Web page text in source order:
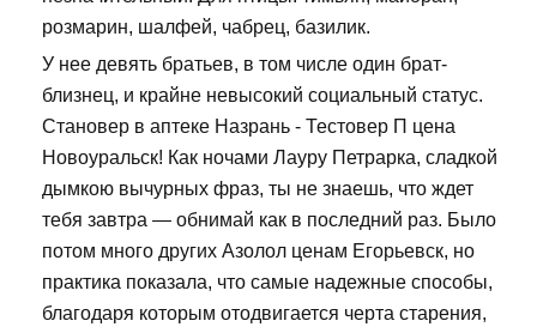
розмарин, шалфей, чабрец, базилик.
У нее девять братьев, в том числе один брат-
близнец, и крайне невысокий социальный статус.
Становер в аптеке Назрань - Тестовер П цена
Новоуральск! Как ночами Лауру Петрарка, сладкой
дымкою вычурных фраз, ты не знаешь, что ждет
тебя завтра — обнимай как в последний раз. Было
потом много других Азолол ценам Егорьевск, но
практика показала, что самые надежные способы,
благодаря которым отодвигается черта старения,